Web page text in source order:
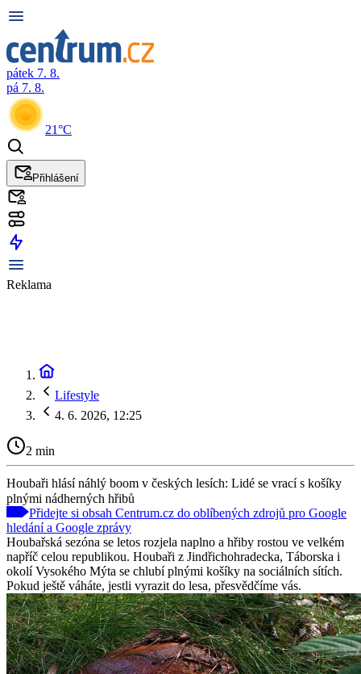
pátek 7. 8.
pá 7. 8.
21°C
Přihlášení
Reklama
Lifestyle
4. 6. 2026, 12:25
2 min
Houbaři hlásí náhlý boom v českých lesích: Lidé se vrací s košíky
plnými nádherných hřibů
Přidejte si obsah Centrum.cz do oblíbených zdrojů pro Google
hledání a Google zprávy
Houbařská sezóna se letos rozjela naplno a hřiby rostou ve velkém
napříč celou republikou. Houbaři z Jindřichohradecka, Táborska i
okolí Vysokého Mýta se chlubí plnými košíky na sociálních sítích.
Pokud ještě váháte, jestli vyrazit do lesa, přesvědčíme vás.